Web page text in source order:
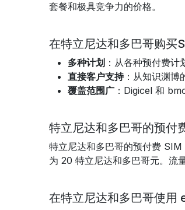
套餐和极具竞争力的价格。
在特立尼达和多巴哥购买
多种计划 ：从各种预付费计
直接客户支持：从知识渊博
覆盖范围广 ：Digicel 和
特立尼达和多巴哥的预付
特立尼达和多巴哥的预付费
为 20 特立尼达和多巴哥元。流
在特立尼达和多巴哥使用